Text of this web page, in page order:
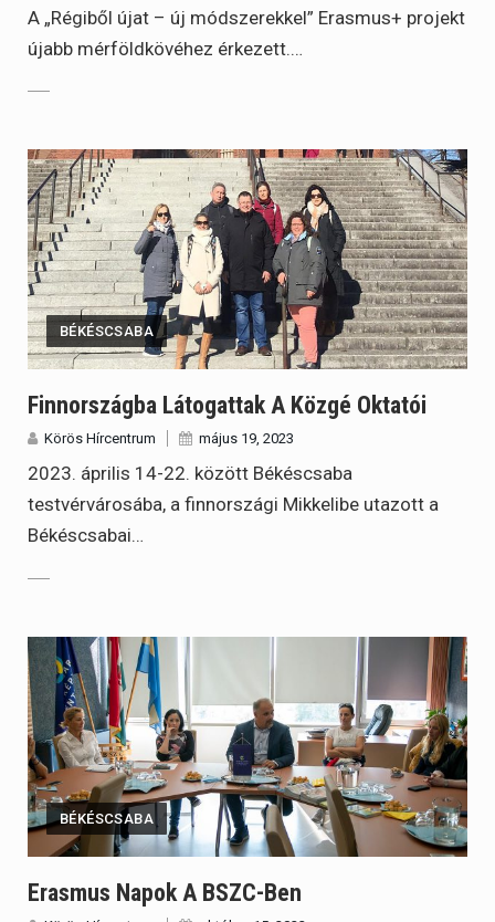
A „Régiből újat – új módszerekkel” Erasmus+ projekt
újabb mérföldkövéhez érkezett.…
BÉKÉSCSABA
Finnországba Látogattak A Közgé Oktatói
Körös Hírcentrum május 19, 2023
2023. április 14-22. között Békéscsaba
testvérvárosába, a finnországi Mikkelibe utazott a
Békéscsabai…
BÉKÉSCSABA
Erasmus Napok A BSZC-Ben